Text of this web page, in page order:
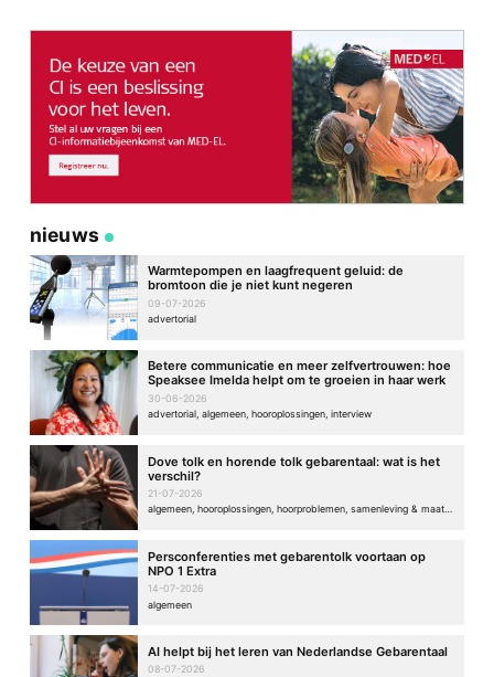
nieuws
Warmtepompen en laagfrequent geluid: de
bromtoon die je niet kunt negeren
09-07-2026
advertorial
Betere communicatie en meer zelfvertrouwen: hoe
Speaksee Imelda helpt om te groeien in haar werk
30-06-2026
advertorial, algemeen, hooroplossingen, interview
Dove tolk en horende tolk gebarentaal: wat is het
verschil?
21-07-2026
algemeen, hooroplossingen, hoorproblemen, samenleving & maatschappij
Persconferenties met gebarentolk voortaan op
NPO 1 Extra
14-07-2026
algemeen
AI helpt bij het leren van Nederlandse Gebarentaal
08-07-2026